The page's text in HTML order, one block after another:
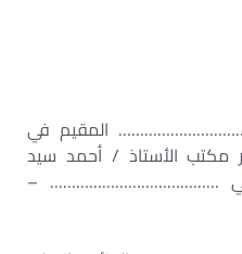
المقيم في
الأستاذ / أحمد سيد
في ………………………………… –